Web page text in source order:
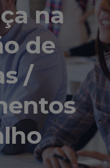
na
de
/